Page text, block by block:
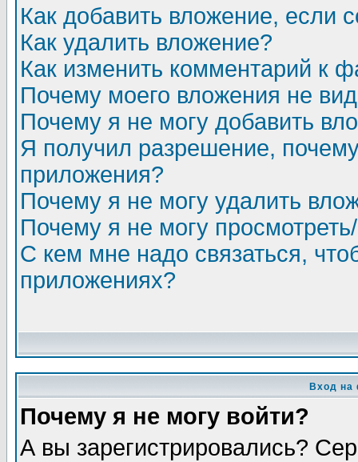
Как добавить вложение, если
Как удалить вложение?
Как изменить комментарий к
Почему моего вложения не
Почему я не могу добавить
Я получил разрешение,
приложения?
Почему я не могу удалить
Почему я не могу
С кем мне надо связаться,
приложениях?
Вход на
Почему я не могу войти?
А вы зарегистрировались?